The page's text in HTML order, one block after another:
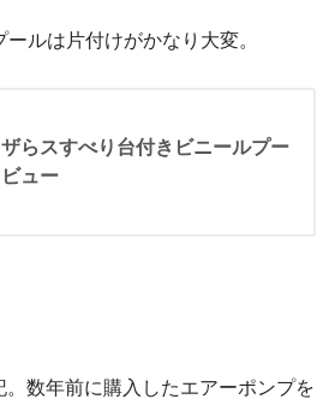
ルは片付けがかなり大変。
ザらスすべり台付きビニールプー
ュー
数年前に購入したエアーポンプを